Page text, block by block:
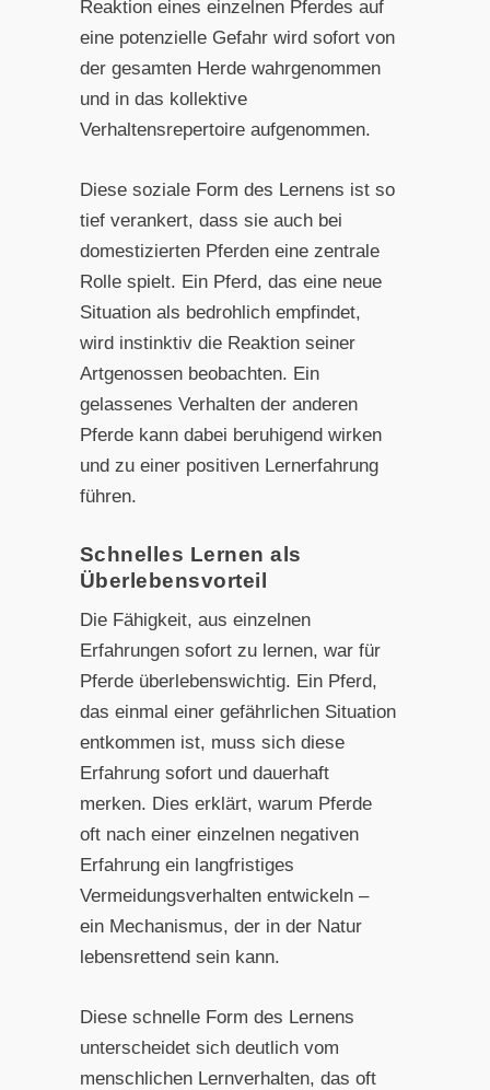
Reaktion eines einzelnen Pferdes auf
eine potenzielle Gefahr wird sofort von
der gesamten Herde wahrgenommen
und in das kollektive
Verhaltensrepertoire aufgenommen.
Diese soziale Form des Lernens ist so
tief verankert, dass sie auch bei
domestizierten Pferden eine zentrale
Rolle spielt. Ein Pferd, das eine neue
Situation als bedrohlich empfindet,
wird instinktiv die Reaktion seiner
Artgenossen beobachten. Ein
gelassenes Verhalten der anderen
Pferde kann dabei beruhigend wirken
und zu einer positiven Lernerfahrung
führen.
Schnelles Lernen als
Überlebensvorteil
Die Fähigkeit, aus einzelnen
Erfahrungen sofort zu lernen, war für
Pferde überlebenswichtig. Ein Pferd,
das einmal einer gefährlichen Situation
entkommen ist, muss sich diese
Erfahrung sofort und dauerhaft
merken. Dies erklärt, warum Pferde
oft nach einer einzelnen negativen
Erfahrung ein langfristiges
Vermeidungsverhalten entwickeln –
ein Mechanismus, der in der Natur
lebensrettend sein kann.
Diese schnelle Form des Lernens
unterscheidet sich deutlich vom
menschlichen Lernverhalten, das oft